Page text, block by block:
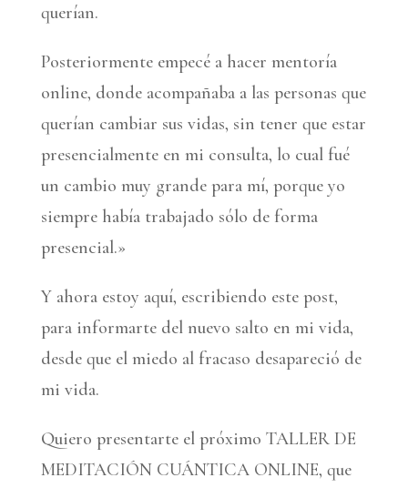
querían.
Posteriormente empecé a hacer mentoría
online, donde acompañaba a las personas que
querían cambiar sus vidas, sin tener que estar
presencialmente en mi consulta, lo cual fué
un cambio muy grande para mí, porque yo
siempre había trabajado sólo de forma
presencial.»
Y ahora estoy aquí, escribiendo este post,
para informarte del nuevo salto en mi vida,
desde que el miedo al fracaso desapareció de
mi vida.
Quiero presentarte el próximo TALLER DE
MEDITACIÓN CUÁNTICA ONLINE, que